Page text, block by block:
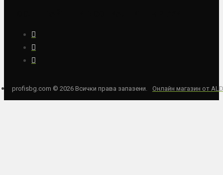
profisbg.com © 2026 Всички права запазени. Онлайн магазин от